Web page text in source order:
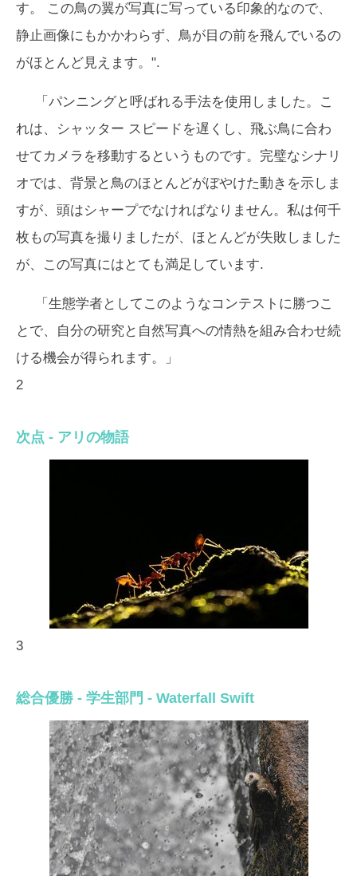
す。 この鳥の翼が写真に写っている印象的なので、
静止画像にもかかわらず、鳥が目の前を飛んでいるの
がほとんど見えます。".
「パンニングと呼ばれる手法を使用しました。こ
れは、シャッター スピードを遅くし、飛ぶ鳥に合わ
せてカメラを移動するというものです。完璧なシナリ
オでは、背景と鳥のほとんどがぼやけた動きを示しま
すが、頭はシャープでなければなりません。私は何千
枚もの写真を撮りましたが、ほとんどが失敗しました
が、この写真にはとても満足しています.
「生態学者としてこのようなコンテストに勝つこ
とで、自分の研究と自然写真への情熱を組み合わせ続
ける機会が得られます。」
2
次点 - アリの物語
3
総合優勝 - 学生部門 - Waterfall Swift